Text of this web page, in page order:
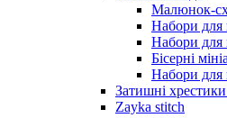
Малюнок-
Набори
Набори для
Бісерні
Набори для
Затишні
Zayka stitch